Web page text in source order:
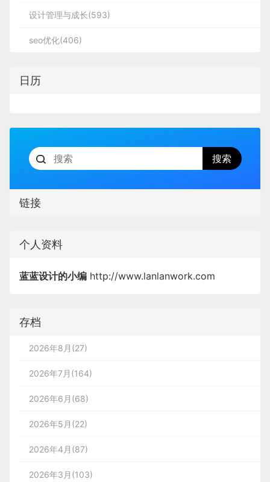
设计管理与成长(593)
seo优化(406)
日历
链接
个人资料
蓝蓝设计的小编 http://www.lanlanwork.com
存档
2026年8月(27)
2026年7月(164)
2026年6月(68)
2026年5月(22)
2026年4月(87)
2026年3月(103)